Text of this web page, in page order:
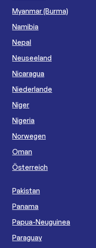
Myanmar (Burma)
Namibia
Nepal
Neuseeland
Nicaragua
Niederlande
Niger
Nigeria
Norwegen
Oman
Österreich
Pakistan
Panama
Papua-Neuguinea
Paraguay